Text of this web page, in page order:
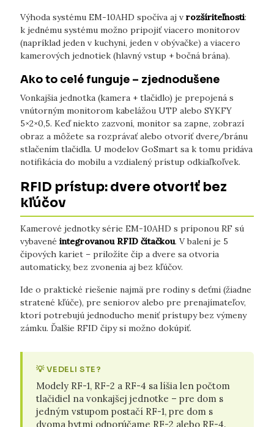
Výhoda systému EM-10AHD spočíva aj vrozšíriteľnosti:
k jednému systému možno pripojiť viacero monitorov
(napríklad jeden v kuchyni, jeden v obývačke) a viacero
kamerových jednotiek (hlavný vstup + bočná brána).
Ako to celé funguje – zjednodušene
Vonkajšia jednotka (kamera + tlačidlo) je prepojená s
vnútorným monitorom kabelážou UTP alebo SYKFY
5×2×0,5. Keď niekto zazvoní, monitor sa zapne, zobrazí
obraz a môžete sa rozprávať alebo otvoriť dvere/bránu
stlačením tlačidla. U modelov GoSmart sa k tomu pridáva
notifikácia do mobilu a vzdialený prístup odkiaľkoľvek.
RFID prístup: dvere otvoriť bez
kľúčov
Kamerové jednotky série EM-10AHD s príponou RF sú
vybavenéintegrovanou RFID čítačkou. V balení je 5
čipových kariet – priložíte čip a dvere sa otvoria
automaticky, bez zvonenia aj bez kľúčov.
Ide o praktické riešenie najmä pre rodiny s deťmi (žiadne
stratené kľúče), pre seniorov alebo pre prenajímateľov,
ktorí potrebujú jednoducho meniť prístupy bez výmeny
zámku. Ďalšie RFID čipy si možno dokúpiť.
💡 VEDELI STE?
Modely RF-1, RF-2 a RF-4 sa líšia len počtom
tlačidiel na vonkajšej jednotke – pre dom s
jedným vstupom postačí RF-1, pre dom s
dvoma bytmi odporúčame RF-2 alebo RF-4.